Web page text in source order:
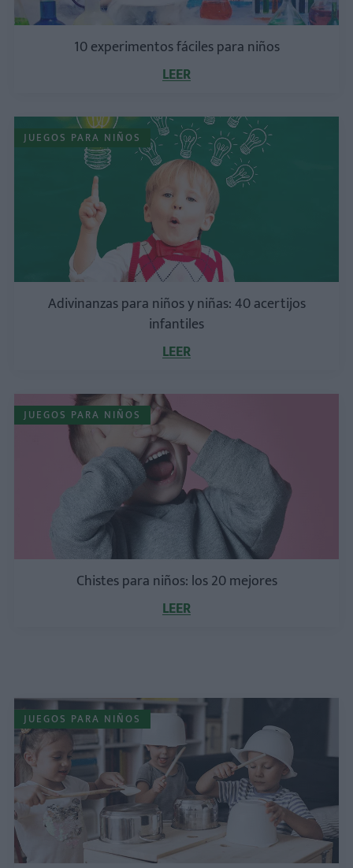
10 experimentos fáciles para niños
LEER
JUEGOS PARA NIÑOS
Adivinanzas para niños y niñas: 40 acertijos
infantiles
LEER
JUEGOS PARA NIÑOS
Chistes para niños: los 20 mejores
LEER
JUEGOS PARA NIÑOS